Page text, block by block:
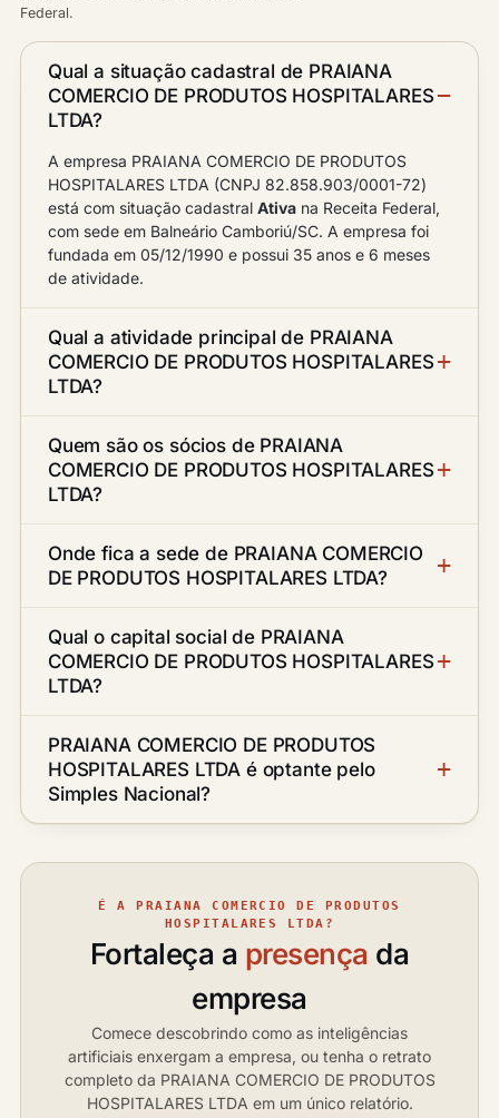
Federal.
Qual a situação cadastral de PRAIANA
COMERCIO DE PRODUTOS HOSPITALARES
LTDA?
A empresa PRAIANA COMERCIO DE PRODUTOS
HOSPITALARES LTDA (CNPJ 82.858.903/0001-72)
está com situação cadastral Ativa na Receita Federal,
com sede em Balneário Camboriú/SC. A empresa foi
fundada em 05/12/1990 e possui 35 anos e 6 meses
de atividade.
Qual a atividade principal de PRAIANA
COMERCIO DE PRODUTOS HOSPITALARES
LTDA?
Quem são os sócios de PRAIANA
COMERCIO DE PRODUTOS HOSPITALARES
LTDA?
Onde fica a sede de PRAIANA COMERCIO
DE PRODUTOS HOSPITALARES LTDA?
Qual o capital social de PRAIANA
COMERCIO DE PRODUTOS HOSPITALARES
LTDA?
PRAIANA COMERCIO DE PRODUTOS
HOSPITALARES LTDA é optante pelo
Simples Nacional?
É A PRAIANA COMERCIO DE PRODUTOS
HOSPITALARES LTDA?
Fortaleça a presença da
empresa
Comece descobrindo como as inteligências
artificiais enxergam a empresa, ou tenha o retrato
completo da PRAIANA COMERCIO DE PRODUTOS
HOSPITALARES LTDA em um único relatório.